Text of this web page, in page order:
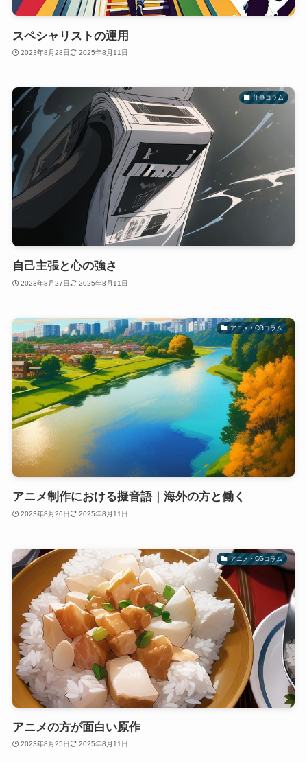
スペシャリストの運用
2023年8月28日 2025年8月11日
仕事コラム
自己主張と心の強さ
2023年8月27日 2025年8月11日
アニメ・CGコラム
アニメ制作における擬音語｜海外の方と働く
2023年8月26日 2025年8月11日
アニメ・CGコラム
アニメの方が面白い原作
2023年8月25日 2025年8月11日